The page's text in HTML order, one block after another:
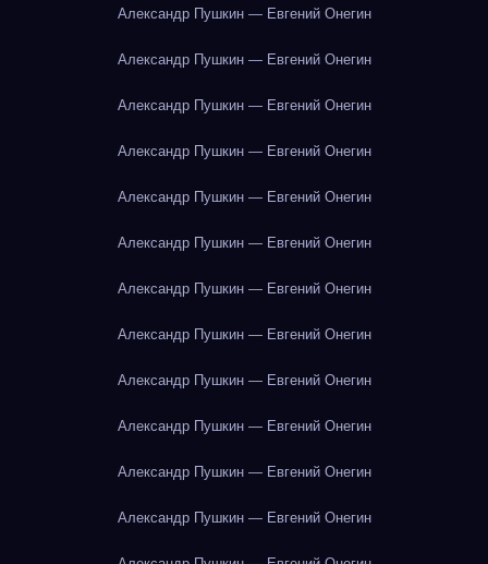
Александр Пушкин — Евгений Онегин
Александр Пушкин — Евгений Онегин
Александр Пушкин — Евгений Онегин
Александр Пушкин — Евгений Онегин
Александр Пушкин — Евгений Онегин
Александр Пушкин — Евгений Онегин
Александр Пушкин — Евгений Онегин
Александр Пушкин — Евгений Онегин
Александр Пушкин — Евгений Онегин
Александр Пушкин — Евгений Онегин
Александр Пушкин — Евгений Онегин
Александр Пушкин — Евгений Онегин